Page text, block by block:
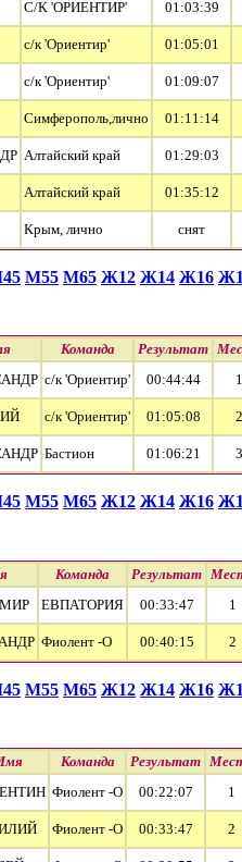
С/К 'ОРИЕНТИР' 01:03:39
с/к 'Ориентир' 01:05:01
с/к 'Ориентир' 01:09:07
Симферополь,лично 01:11:14
Алтайский край 01:29:03
Алтайский край 01:35:12
Крым, лично cнят
М55 М65 Ж12 Ж14 Ж16
Команда Результат
с/к 'Ориентир' 00:44:44 1
с/к 'Ориентир' 01:05:08 2
Бастион 01:06:21 3
М55 М65 Ж12 Ж14 Ж16
Команда Результат
ЕВПАТОРИЯ 00:33:47 1
Фиолент -О 00:40:15 2
М55 М65 Ж12 Ж14 Ж16
Команда Результат
Фиолент -О 00:22:07 1
Фиолент -О 00:33:47 2